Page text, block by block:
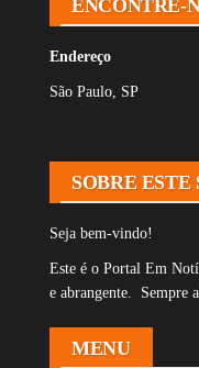
ENCONTRE-
Endereço
São Paulo, SP
SOBRE ESTE
Seja bem-vindo!
Este é o Portal Em
e abrangente. Sempre
MENU